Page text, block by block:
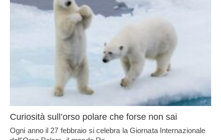
Curiosità sull’orso polare che forse non sai
Ogni anno il 27 febbraio si celebra la Giornata Internazionale